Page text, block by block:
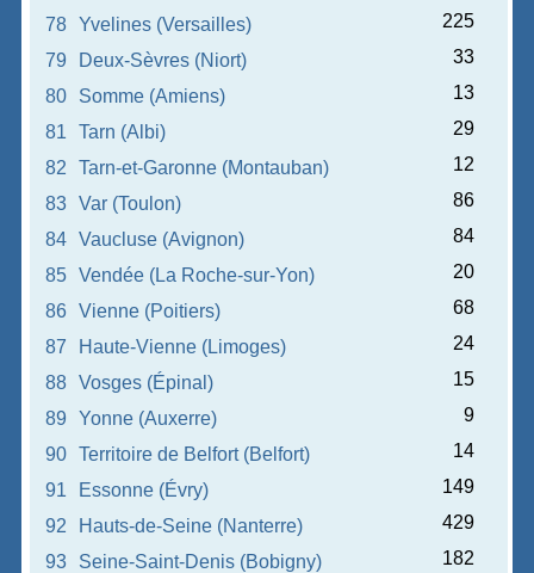
78
Yvelines (Versailles)
225
79
Deux-Sèvres (Niort)
33
80
Somme (Amiens)
13
81
Tarn (Albi)
29
82
Tarn-et-Garonne (Montauban)
12
83
Var (Toulon)
86
84
Vaucluse (Avignon)
84
85
Vendée (La Roche-sur-Yon)
20
86
Vienne (Poitiers)
68
87
Haute-Vienne (Limoges)
24
88
Vosges (Épinal)
15
89
Yonne (Auxerre)
9
90
Territoire de Belfort (Belfort)
14
91
Essonne (Évry)
149
92
Hauts-de-Seine (Nanterre)
429
93
Seine-Saint-Denis (Bobigny)
182